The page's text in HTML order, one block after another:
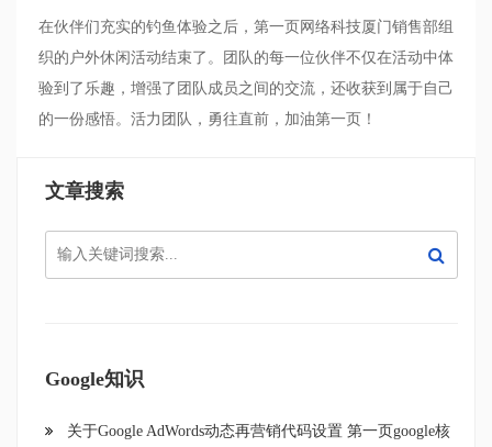
在伙伴们充实的钓鱼体验之后，第一页网络科技厦门销售部组
织的户外休闲活动结束了。团队的每一位伙伴不仅在活动中体
验到了乐趣，增强了团队成员之间的交流，还收获到属于自己
的一份感悟。活力团队，勇往直前，加油第一页！
文章搜索
Google知识
关于Google AdWords动态再营销代码设置 第一页google核